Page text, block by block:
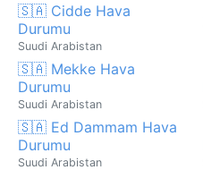
🇸🇦 Cidde Hava
Durumu
Suudi Arabistan
🇸🇦 Mekke Hava
Durumu
Suudi Arabistan
🇸🇦 Ed Dammam Hava
Durumu
Suudi Arabistan